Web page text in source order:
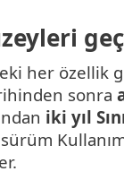
her özellik
sonra
iki yıl